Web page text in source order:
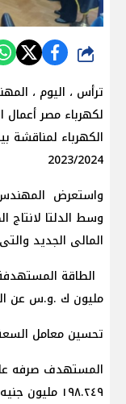
شارك
ترأس ، اليوم ،
لكهرباء مصر أعمال
الكهرباء لمناقشة
2023/2024
واستعرض
وسط الدلتا لانتاج
المالى الجديد
مليون ك .و.س عن
تحسين معامل
المستهدف صرفه
١٩٨.٢٤٩ مليون جنيه يتم تمويلها من الموارد الذاتية للشركة..